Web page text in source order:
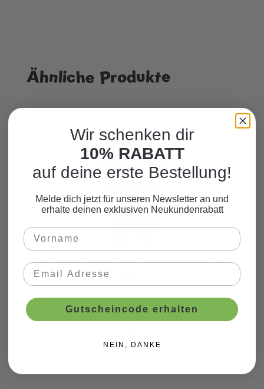
Produktgalerie überspringen
Ähnliche Produkte
Partybecher Super Mario Bros., 8
CHF 5.75*
Wir schenken dir
10% RABATT
auf deine erste Bestellung!
Melde dich jetzt für unseren Newsletter an und
erhalte deinen exklusiven Neukundenrabatt
Gutscheincode erhalten
NEIN, DANKE